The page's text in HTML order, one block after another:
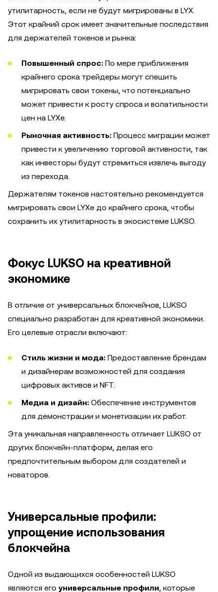
утилитарность, если не будут мигрированы в LYX.
Этот крайний срок имеет значительные последствия
для держателей токенов и рынка:
Повышенный спрос: По мере приближения
крайнего срока трейдеры могут спешить
мигрировать свои токены, что потенциально
может привести к росту спроса и волатильности
цен на LYXe.
Рыночная активность: Процесс миграции может
привести к увеличению торговой активности, так
как инвесторы будут стремиться извлечь выгоду
из перехода.
Держателям токенов настоятельно рекомендуется
мигрировать свои LYXe до крайнего срока, чтобы
сохранить их утилитарность в экосистеме LUKSO.
Фокус LUKSO на креативной
экономике
В отличие от универсальных блокчейнов, LUKSO
специально разработан для креативной экономики.
Его целевые отрасли включают:
Стиль жизни и мода: Предоставление брендам
и дизайнерам возможностей для создания
цифровых активов и NFT.
Медиа и дизайн: Обеспечение инструментов
для демонстрации и монетизации их работ.
Эта уникальная направленность отличает LUKSO от
других блокчейн-платформ, делая его
предпочтительным выбором для создателей и
новаторов.
Универсальные профили:
упрощение использования
блокчейна
Одной из выдающихся особенностей LUKSO
являются его универсальные профили, которые